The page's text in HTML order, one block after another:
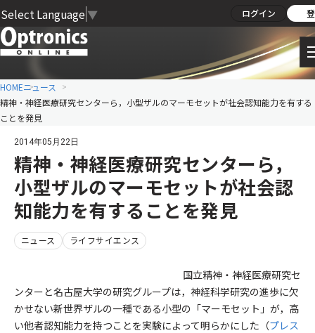
Select Language ▼ ログイン
HOMEニュース
精神・神経医療研究センターら，小型ザルのマーモセットが社会認知能力を有する
ことを発見
2014年05月22日
精神・神経医療研究センターら，
小型ザルのマーモセットが社会認
知能力を有することを発見
ニュース ライフサイエンス
国立精神・神経医療研究セ
ンターと名古屋大学の研究グループは，神経科学研究の進歩に欠
かせない新世界ザルの一種である小型の「マーモセット」が，高
い他者認知能力を持つことを実験によって明らかにした（プレス